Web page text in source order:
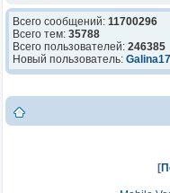
Всего сообщений: 11700296
Всего тем: 35788
Всего пользователей: 246385
Новый пользователь:
[